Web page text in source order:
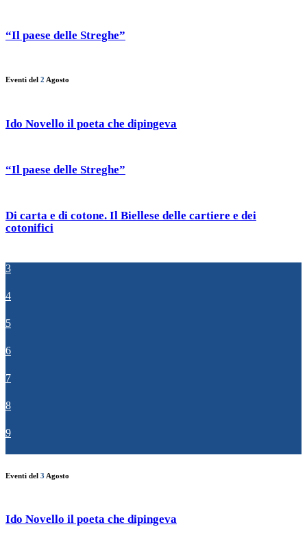
“Il paese delle Streghe”
Eventi del 2 Agosto
Ido Novello il poeta che dipingeva
“Il paese delle Streghe”
Di carta e di cotone. Il Biellese delle cartiere e dei
cotonifici
3
4
5
6
7
8
9
Eventi del 3 Agosto
Ido Novello il poeta che dipingeva